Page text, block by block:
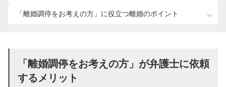
「離婚調停をお考えの方」に役立つ離婚のポイント
「離婚調停をお考えの方」が弁護士に依頼
するメリット